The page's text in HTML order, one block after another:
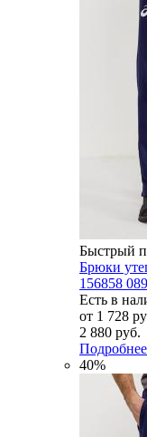
Быстрый
Брюки
156858
Есть в
от 1 728
2 880 руб.
Подробнее
40%